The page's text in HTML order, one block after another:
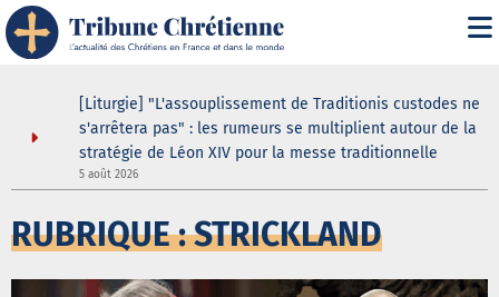
[Liturgie] "L'assouplissement de Traditionis custodes ne
s'arrêtera pas" : les rumeurs se multiplient autour de la
stratégie de Léon XIV pour la messe traditionnelle
5 août 2026
RUBRIQUE : STRICKLAND